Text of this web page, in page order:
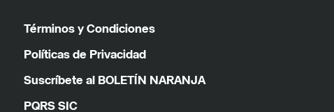
Términos y Condiciones
Políticas de Privacidad
Suscríbete al BOLETÍN NARANJA
PQRS SIC